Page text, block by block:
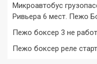
Микроавтобус
Ривьера 6 мест. Пежо
Пежо боксер 3 не
Пежо боксер реле